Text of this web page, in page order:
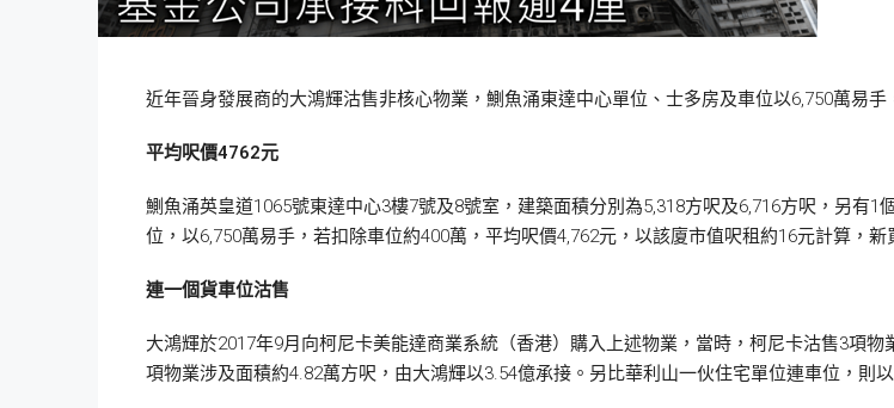
近年晉身發展商的大鴻輝沽售非核心物業，鰂魚涌東達中心單位、士多房及車位以6,750萬易
平均呎價4762元
鰂魚涌英皇道1065號東達中心3樓7號及8號室，建築面積分別為5,318方呎及6,716方呎，另有
位，以6,750萬易手，若扣除車位約400萬，平均呎價4,762元，以該廈市值呎租約16元計算，新
連一個貨車位沽售
大鴻輝於2017年9月向柯尼卡美能達商業系統（香港）購入上述物業，當時，柯尼卡沽售3項
項物業涉及面積約4.82萬方呎，由大鴻輝以3.54億承接。另比華利山一伙住宅單位連車位，則